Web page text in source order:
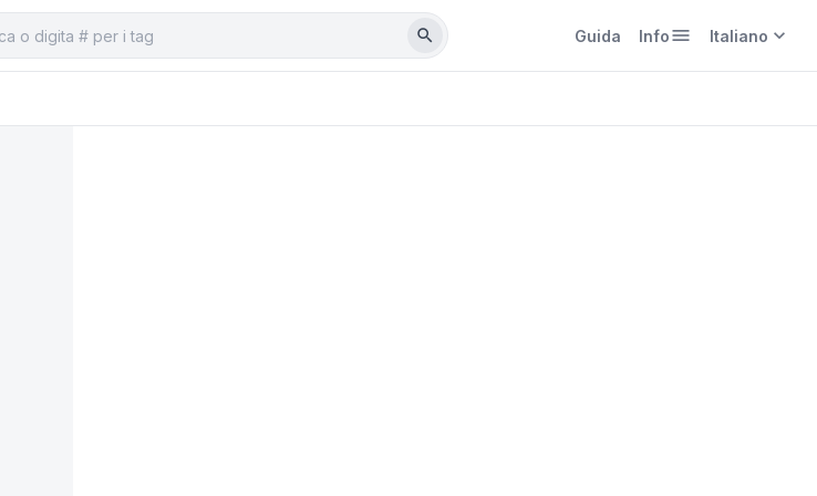
search Guida Infomenu Italiano expand_more